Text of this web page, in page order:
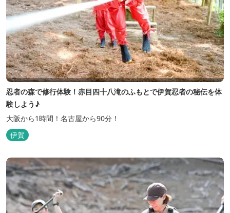
忍者の森で修行体験！赤目四十八滝のふもとで伊賀忍者の秘伝を体
験しよう♪
大阪から1時間！名古屋から90分！
伊賀